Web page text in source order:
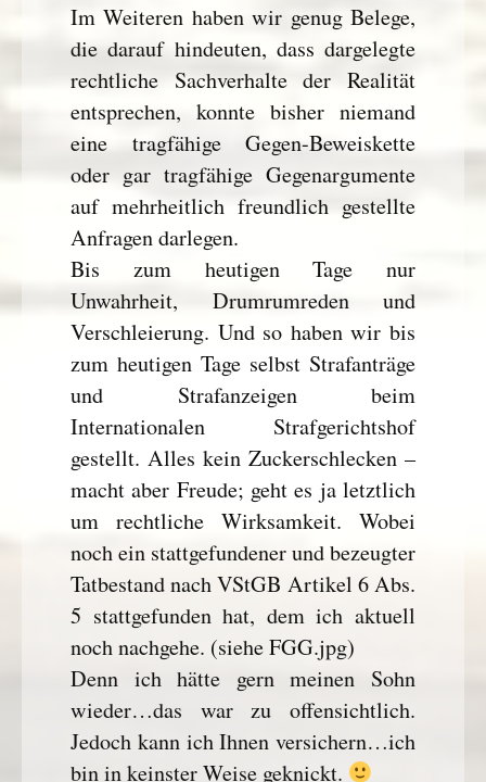
Im Weiteren haben wir genug Belege,
die darauf hindeuten, dass dargelegte
rechtliche Sachverhalte der Realität
entsprechen, konnte bisher niemand
eine tragfähige Gegen-Beweiskette
oder gar tragfähige Gegenargumente
auf mehrheitlich freundlich gestellte
Anfragen darlegen.
Bis zum heutigen Tage nur
Unwahrheit, Drumrumreden und
Verschleierung. Und so haben wir bis
zum heutigen Tage selbst Strafanträge
und Strafanzeigen beim
Internationalen Strafgerichtshof
gestellt. Alles kein Zuckerschlecken –
macht aber Freude; geht es ja letztlich
um rechtliche Wirksamkeit. Wobei
noch ein stattgefundener und bezeugter
Tatbestand nach VStGB Artikel 6 Abs.
5 stattgefunden hat, dem ich aktuell
noch nachgehe. (siehe FGG.jpg)
Denn ich hätte gern meinen Sohn
wieder…das war zu offensichtlich.
Jedoch kann ich Ihnen versichern…ich
bin in keinster Weise geknickt.